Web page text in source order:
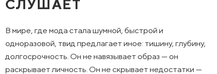
СЛУШАЕТ
В мире, где мода стала шумной, быстрой и
одноразовой, твид предлагает иное: тишину, глубину,
долгосрочность. Он не навязывает образ — он
раскрывает личность. Он не скрывает недостатки —